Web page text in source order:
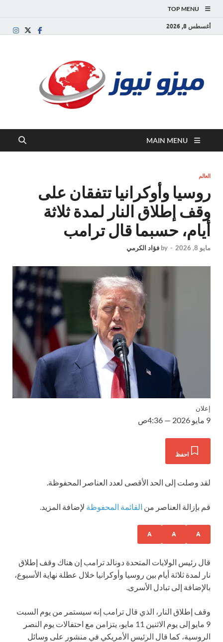
TOP MENU
أغسطس 8, 2026
MAIN MENU
العالم
روسيا وأوكرانيا تتفقان على
وقف إطلاق النار لمدة ثلاثة
أيام، حسبما قال ترامب
مايو 8, 2026 -
by فؤاد الكرمي
إعلان
9 مايو 2026 — 4:36ص
احفظ
لقد وصلت إلى الحد الأقصى لعدد العناصر المحفوظة.
قم بإزالة العناصر من القائمة المحفوظة لإضافة المزيد.
A
A
A
قال رئيس الولايات المتحدة دونالد ترامب إن هناك وقف إطلاق
نار لمدة ثلاثة أيام بين روسيا وأوكرانيا خلال عطلة نهاية الأسبوع،
بالإضافة إلى تبادل الأسرى.
وقف إطلاق النار، الذي قال ترامب إنه سيستمر من يوم السبت
9 مايو إلى يوم الاثنين 11 مايو، يتزامن مع احتفالات يوم النصر
الروسية، كما قال الرئيس الأمريكي في منشور على وسائل